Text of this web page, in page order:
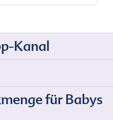
Kanal
für Babys